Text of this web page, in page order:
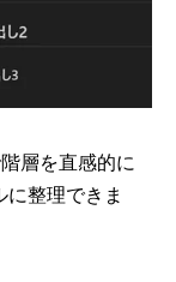
層を直感的に
整理できま